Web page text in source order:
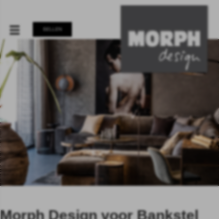
BELLEN
Morph Design voor Bankstel